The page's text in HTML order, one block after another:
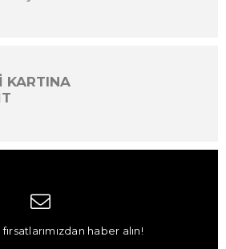
KARTINA
haber alın!